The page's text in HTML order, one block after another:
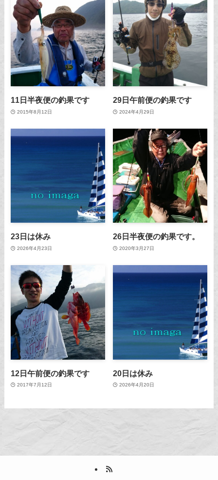
11日半夜便の釣果です
2015年8月12日
29日午前便の釣果です
2024年4月29日
23日は休み
2026年4月23日
26日半夜便の釣果です。
2020年3月27日
12日午前便の釣果です
2017年7月12日
20日は休み
2026年4月20日